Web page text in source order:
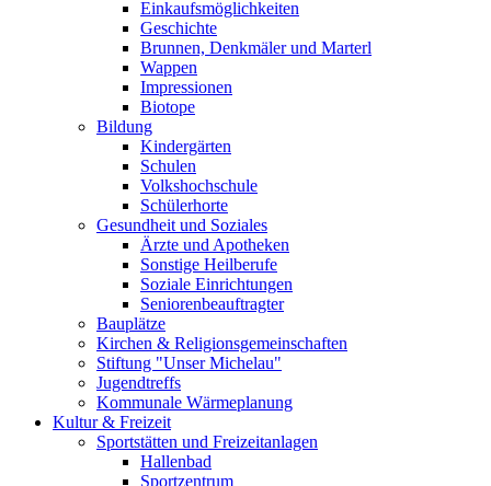
Einkaufsmöglichkeiten
Geschichte
Brunnen, Denkmäler und Marterl
Wappen
Impressionen
Biotope
Bildung
Kindergärten
Schulen
Volkshochschule
Schülerhorte
Gesundheit und Soziales
Ärzte und Apotheken
Sonstige Heilberufe
Soziale Einrichtungen
Seniorenbeauftragter
Bauplätze
Kirchen & Religionsgemeinschaften
Stiftung "Unser Michelau"
Jugendtreffs
Kommunale Wärmeplanung
Kultur & Freizeit
Sportstätten und Freizeitanlagen
Hallenbad
Sportzentrum